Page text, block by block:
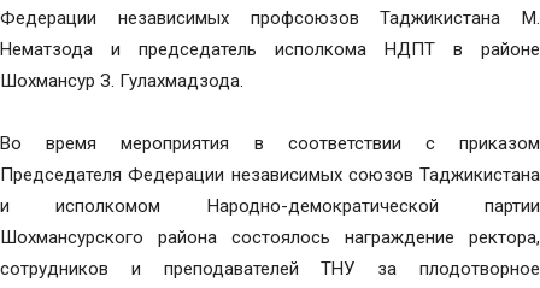
Федерации независимых профсоюзов Таджикистана М.
Нематзода и председатель исполкома НДПТ в районе
Шохмансур З. Гулахмадзода.
Во время мероприятия в соответствии с приказом
Председателя Федерации независимых союзов Таджикистана
и исполкомом Народно-демократической партии
Шохмансурского района состоялось награждение ректора,
сотрудников и преподавателей ТНУ за плодотворное